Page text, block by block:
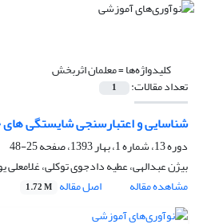
کلیدواژه‌ها =معلمان اثربخش
تعداد مقالات: 1
شناسایی و اعتبارسنجی شایستگی
دوره 13، شماره 1، بهار 1393، صفحه
25-48
بیژن عبدالهی، عطیه دادجوی توکلی، غلامعلی
مشاهده مقاله
اصل مقاله 1.72 M